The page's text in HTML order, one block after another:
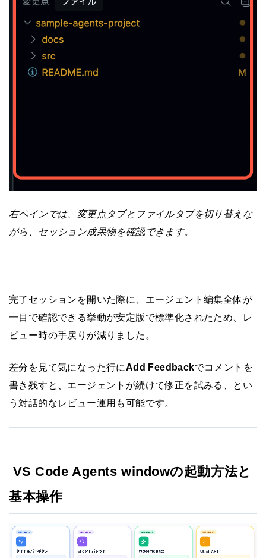
右ペインでは、変更点タブとファイルタブを切り替えな
がら、セッション成果物を確認できます。
完了セッションを開いた際に、エージェント編集全体が
一目で確認できる挙動が安定版で標準化されたため、レ
ビュー時の手戻りが減りました。
差分を見て気になった行にAdd Feedbackでコメントを
書き残すと、エージェントが続けて修正を試みる、とい
う対話的なレビュー運用も可能です。
VS Code Agents windowの起動方法と
基本操作